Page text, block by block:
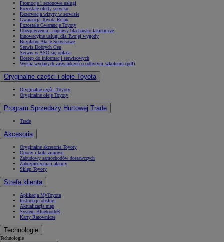
Promocje i sezonowe usługi
Pozostałe oferty serwisu
Rezerwacja wizyty w serwisie
Gwarancja Toyota Relax
Pozostałe Gwarancje Toyoty
Ubezpieczenia i naprawy blacharsko-lakiernicze
Innowacyjne usługi dla Twojej wygody
Bezpłatne Akcje Serwisowe
Serwis Dobrych Cen
Serwis w ASO się opłaca
Dostęp do informacji serwisowych
Wykaz wydanych zaświadczeń o odbytym szkoleniu (pdf)
Oryginalne części i oleje Toyota
Oryginalne części Toyoty
Oryginalne oleje Toyoty
Program Sprzedaży Hurtowej Trade
Trade
Akcesoria
Oryginalne akcesoria Toyoty
Opony i koła zimowe
Zabudowy samochodów dostawczych
Zabezpieczenia i alarmy
Sklep Toyoty
Strefa klienta
Aplikacja MyToyota
Instrukcje obsługi
Aktualizacja map
System Bluetooth®
Karty Ratownicze
Technologie
Technologie